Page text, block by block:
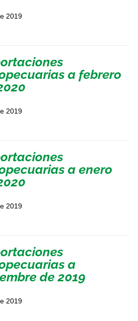
2019
a febrero
2019
a enero
2019
a
de 2019
2019